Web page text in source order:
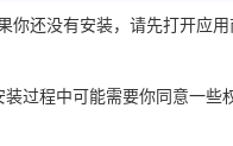
你还没有安装，请先打开应用
过程中可能需要你同意一些